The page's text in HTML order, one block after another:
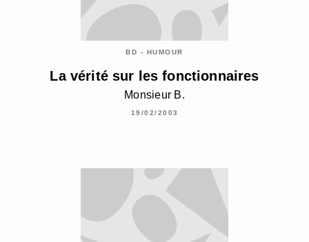
BD - HUMOUR
La vérité sur les fonctionnaires
Monsieur B.
19/02/2003